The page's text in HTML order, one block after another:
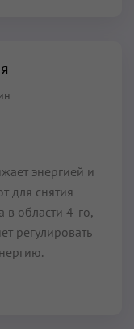
энергией и
для снятия
области 4-го,
регулировать